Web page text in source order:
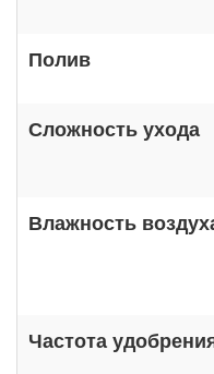
Полив
Сложность ухода
Влажность
Частота